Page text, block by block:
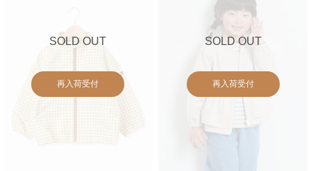
SOLD OUT
再入荷受付
SOLD OUT
再入荷受付